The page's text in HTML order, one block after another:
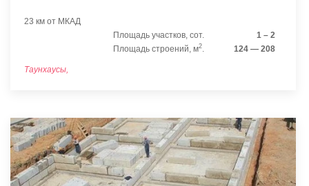
23 км от МКАД
Площадь участков, сот.
1 – 2
Площадь строений, м2. 124 — 208
Таунхаусы,